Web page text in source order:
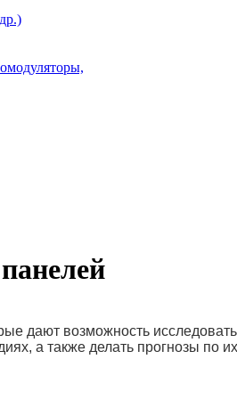
дают возможность
а также делать прогнозы по